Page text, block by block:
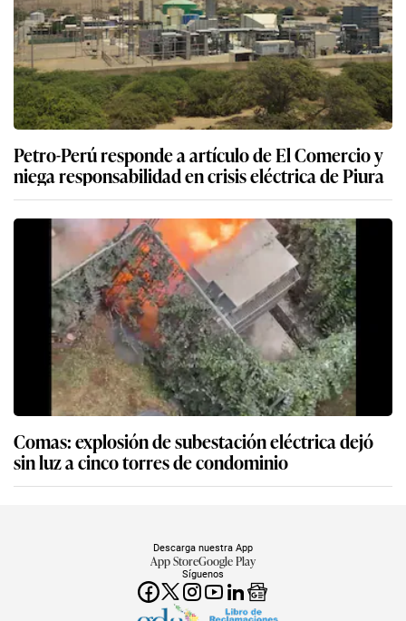
Petro-Perú responde a artículo de El Comercio y
niega responsabilidad en crisis eléctrica de Piura
Comas: explosión de subestación eléctrica dejó
sin luz a cinco torres de condominio
Síguenos
Descarga nuestra App
App StoreGoogle Play